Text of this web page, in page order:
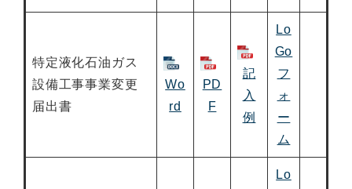
特定液化石油ガス
設備工事事業変更
届出書
Wo
rd
PD
F
記
入
例
Lo
Go
フ
ォ
ー
ム
Lo